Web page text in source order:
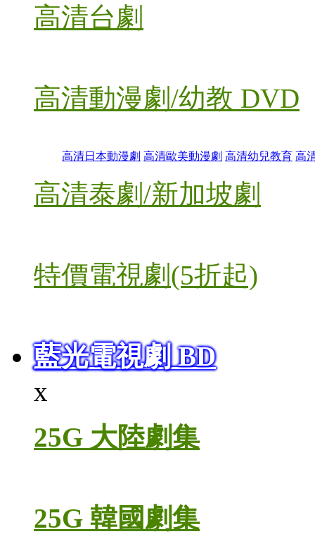
高清台劇
高清動漫劇/幼教 DVD
高清日本動漫劇 高清歐美動漫劇 高清幼兒教育 高
高清泰劇/新加坡劇
特價電視劇(5折起)
藍光電視劇 BD
x
25G 大陸劇集
25G 韓國劇集